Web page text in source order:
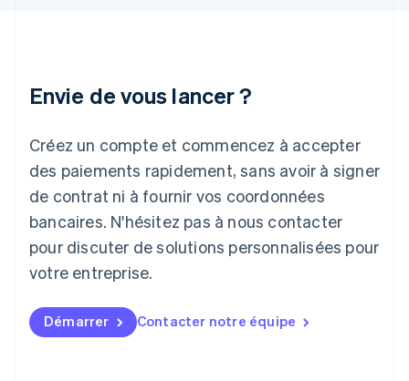
Envie de vous lancer ?
Créez un compte et commencez à accepter
des paiements rapidement, sans avoir à signer
de contrat ni à fournir vos coordonnées
bancaires. N'hésitez pas à nous contacter
pour discuter de solutions personnalisées pour
votre entreprise.
Démarrer Contacter notre équipe
Japon
Lettonie
English
Liechtenstein
DeutschEnglish
Lituanie
Luxembourg
FrançaisDeutschEnglish
English简体中文
Malte